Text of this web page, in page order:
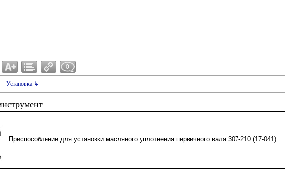
0
Установка ↳
Приспособление для установки масляного уплотнения первичного вала 307-210 (17-041)